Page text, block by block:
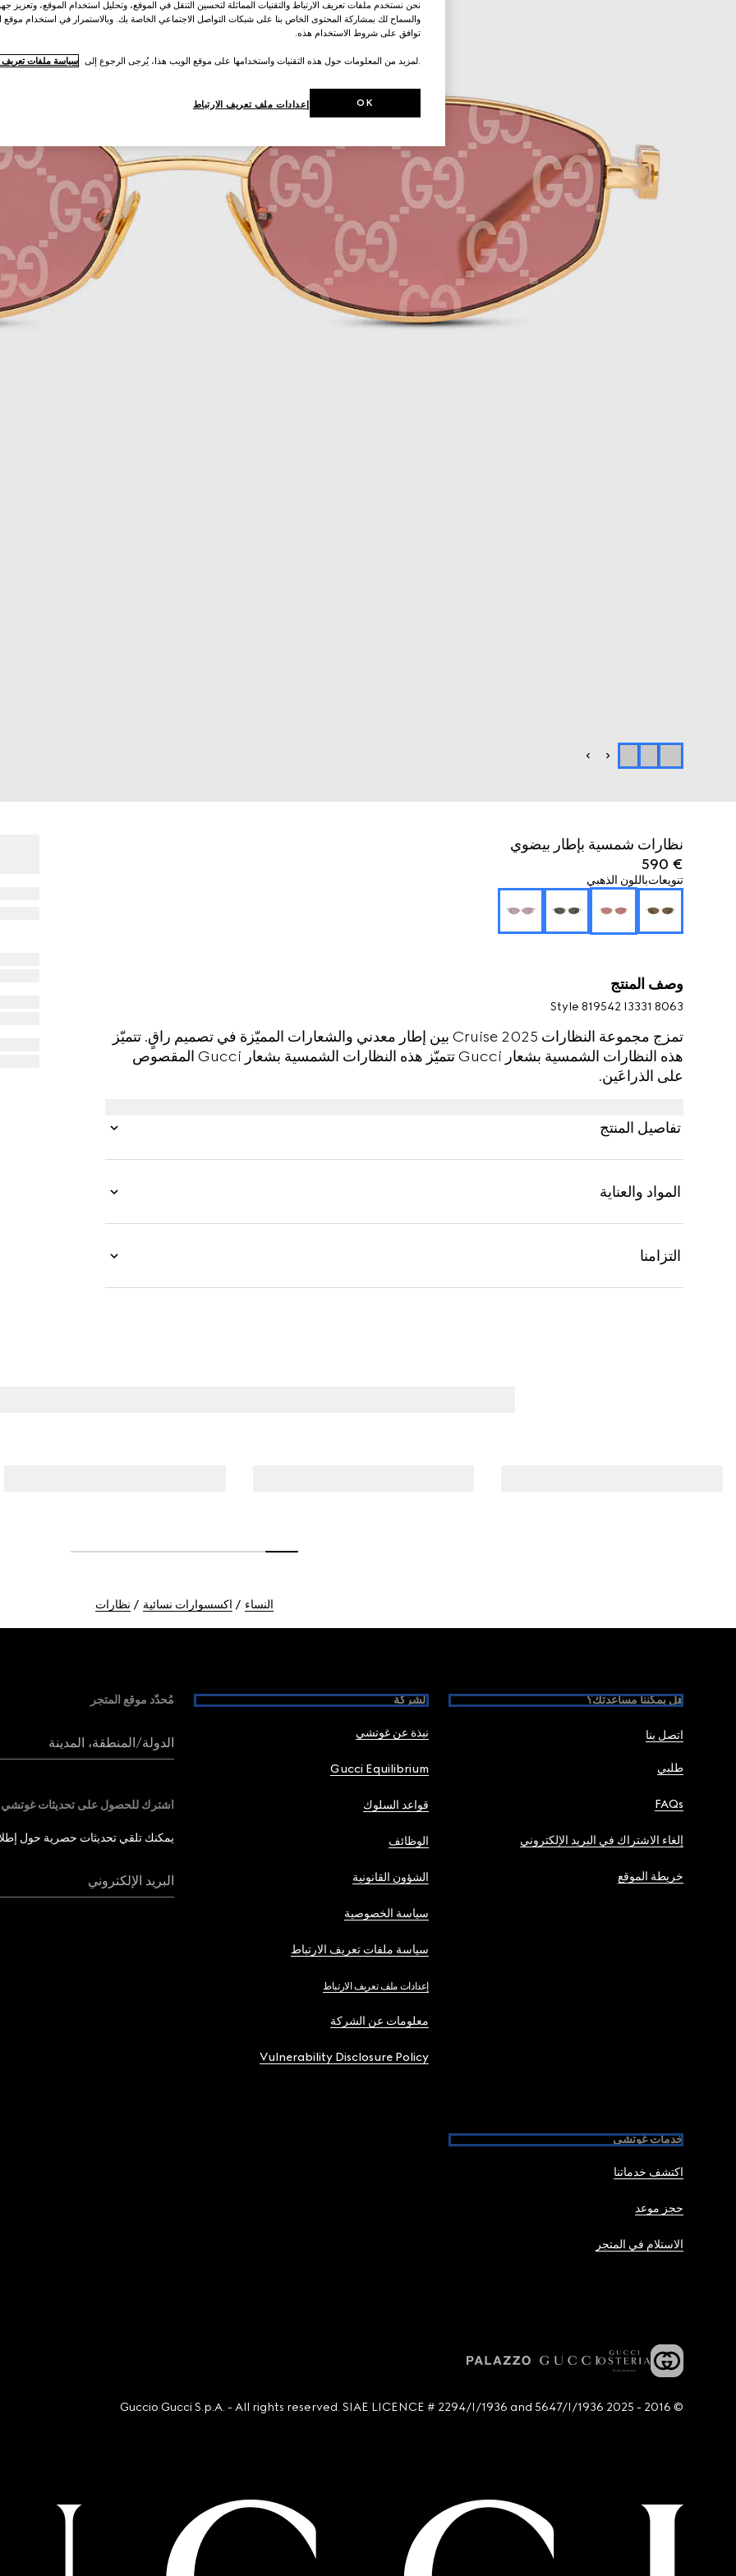
نظارات شمسية بإطار بيضوي
€ 590
تنويعاتباللون الذهبي
وصف المنتج
Style ‎819542 I3331 8063
تمزج مجموعة النظارات Cruise 2025 بين إطار معدني والشعارات المميّزة في تصميم راقٍ. تتميّز
هذه النظارات الشمسية بشعار Gucci تتميّز هذه النظارات الشمسية بشعار Gucci المقصوص
على الذراعَين.
تفاصيل المنتج
المواد والعناية
التزامنا
النساء اكسسوارات نسائية نظارات
هل يمكننا مساعدتك؟
اتصل بنا
طلبي
FAQs
إلغاء الاشتراك في البريد الإلكتروني
خريطة الموقع
الشركة
نبذة عن غوتشي
Gucci Equilibrium
قواعد السلوك
الوظائف
الشؤون القانونية
سياسة الخصوصية
سياسة ملفات تعريف الارتباط
إعدادات ملف تعريف الارتباط
معلومات عن الشركة
Vulnerability Disclosure Policy
خدمات غوتشي
اكتشف خدماتنا
حجز موعد
الاستلام في المتجر
مُحدّد موقع المتجر
الدولة/المنطقة، المدينة
اشترك للحصول على تحديثات غوتشي
يمكنك تلقي تحديثات حصرية حول
البريد الإلكتروني
© 2016 - 2025 Guccio Gucci S.p.A. - All rights reserved. SIAE LICENCE # 2294/I/1936 and 5647/I/1936
نحن نستخدم ملفات تعريف الارتباط والتقنيات المماثلة لتحسين التنقل في الموقع، وتحليل استخدام الموقع، وتعزيز
والسماح لك بمشاركة المحتوى الخاص بنا على شبكات التواصل الاجتماعي الخاصة بك. وبالاستمرار في استخدام موقع
توافق على شروط الاستخدام هذه.
.لمزيد من المعلومات حول هذه التقنيات واستخدامها على موقع الويب هذا، يُرجى الرجوع إلى سياسة ملفات تعريف
إعدادات ملف تعريف الارتباط OK